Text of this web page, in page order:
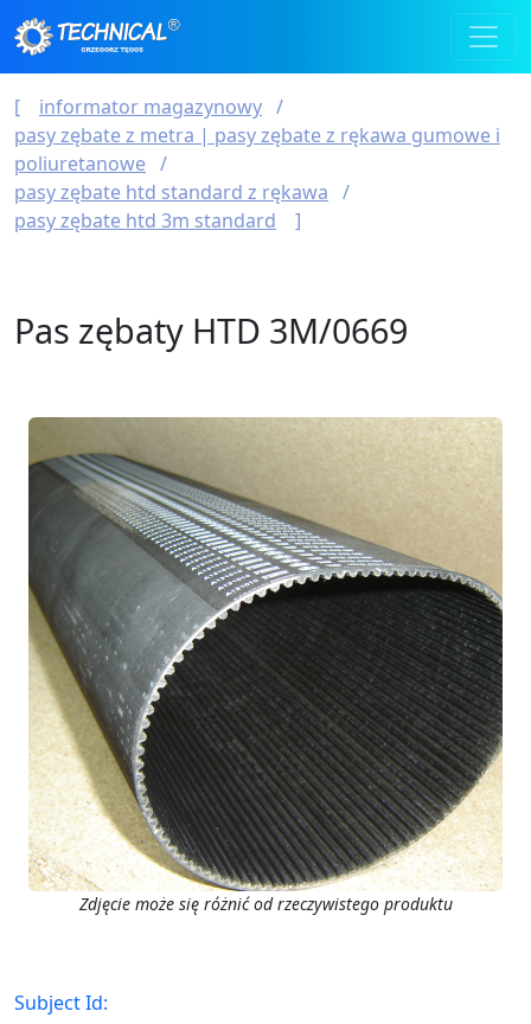
informator magazynowy
pasy zębate z metra | pasy zębate z rękawa gumowe i
poliuretanowe
pasy zębate htd standard z rękawa
pasy zębate htd 3m standard
Pas zębaty HTD 3M/0669
Zdjęcie może się różnić od rzeczywistego produktu
Subject Id: